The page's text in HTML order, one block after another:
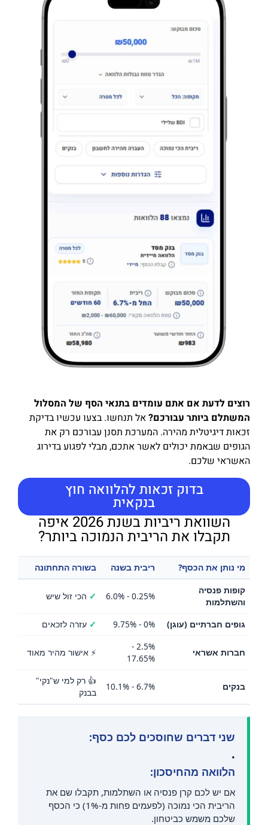
רוצים לדעת אם אתם עומדים בתנאי הסף של המסלול
המשתלם ביותר עבורכם?אל תנחשו. בצעו עכשיו בדיקת
זכאות דיגיטלית מהירה. המערכת תסנן עבורכם רק את
הגופים שבאמת יכולים לאשר אתכם, מבלי לפגוע בדירוג
האשראי שלכם.
בדוק זכאות להלוואה חוץ
בנקאית
השוואת ריביות בשנת 2026 איפה
תקבלו את הריבית הנמוכה ביותר?
מי נותן את הכסף? ריבית בשנה
בשורה התחתונה
קופות פנסיה
והשתלמות
0.25% - 6.0%
✓ הכי זול שיש
גופים חברתיים (עוגן) 0% - 9.75%
✓ עזרה לזכאים
חברות אשראי
2.5% -
17.65%
⚡ אישור מהיר מאוד
בנקים 6.7% - 10.1%
👍 רק למי ש"נקי"
בבנק
שני דברים שחוסכים לכם כסף:
•
הלוואה מהחיסכון:
אם יש לכם קרן פנסיה או השתלמות, תקבלו שם את
הריבית הכי נמוכה (לפעמים פחות מ-1%) כי הכסף
שלכם משמש כביטחון.